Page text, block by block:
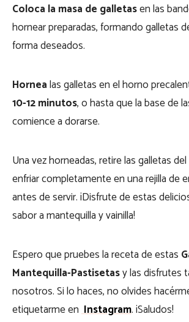
Coloca la masa de galletasen las
hornear preparadas, formando galletas
forma deseados.
Hornealas galletas en el horno
10-12 minutos, o hasta que la base de
comience a dorarse.
Una vez horneadas, retire las galletas
enfriar completamente en una rejilla de
antes de servir. ¡Disfrute de estas
sabor a mantequilla y vainilla!
Espero que pruebes la receta de estas
Mantequilla-Pastisetasy las disfrutes
nosotros. Si lo haces, no olvides
etiquetarme enInstagram. ¡Saludos!